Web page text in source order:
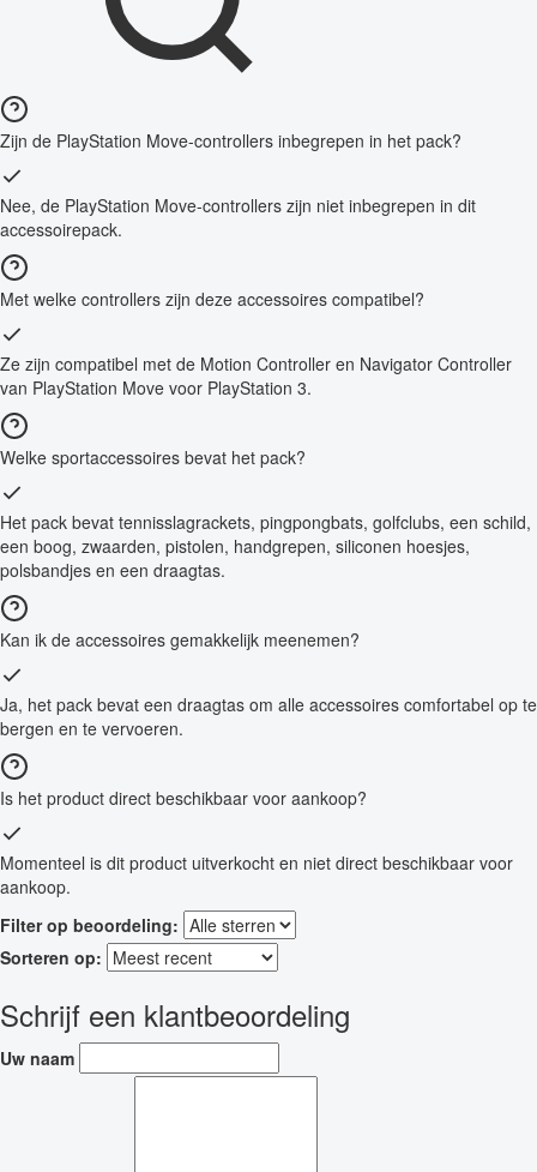
Zijn de PlayStation Move-controllers inbegrepen in het pack?
Nee, de PlayStation Move-controllers zijn niet inbegrepen in dit
accessoirepack.
Met welke controllers zijn deze accessoires compatibel?
Ze zijn compatibel met de Motion Controller en Navigator Controller
van PlayStation Move voor PlayStation 3.
Welke sportaccessoires bevat het pack?
Het pack bevat tennisslagrackets, pingpongbats, golfclubs, een schild,
een boog, zwaarden, pistolen, handgrepen, siliconen hoesjes,
polsbandjes en een draagtas.
Kan ik de accessoires gemakkelijk meenemen?
Ja, het pack bevat een draagtas om alle accessoires comfortabel op te
bergen en te vervoeren.
Is het product direct beschikbaar voor aankoop?
Momenteel is dit product uitverkocht en niet direct beschikbaar voor
aankoop.
Filter op beoordeling:
Sorteren op:
Schrijf een klantbeoordeling
Uw naam